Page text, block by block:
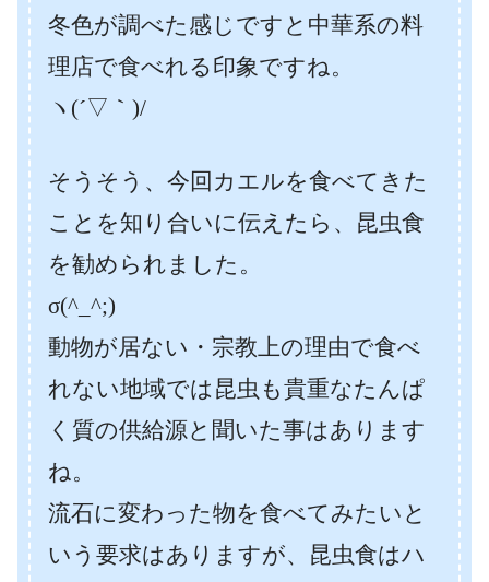
冬色が調べた感じですと中華系の料
理店で食べれる印象ですね。
ヽ(´▽｀)/
そうそう、今回カエルを食べてきた
ことを知り合いに伝えたら、昆虫食
を勧められました。
σ(^_^;)
動物が居ない・宗教上の理由で食べ
れない地域では昆虫も貴重なたんぱ
く質の供給源と聞いた事はあります
ね。
流石に変わった物を食べてみたいと
いう要求はありますが、昆虫食はハ